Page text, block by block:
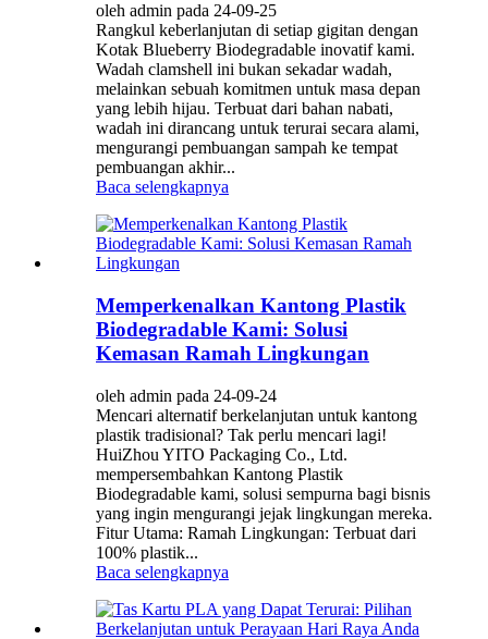
oleh admin pada 24-09-25
Rangkul keberlanjutan di setiap gigitan dengan
Kotak Blueberry Biodegradable inovatif kami.
Wadah clamshell ini bukan sekadar wadah,
melainkan sebuah komitmen untuk masa depan
yang lebih hijau. Terbuat dari bahan nabati,
wadah ini dirancang untuk terurai secara alami,
mengurangi pembuangan sampah ke tempat
pembuangan akhir...
Baca selengkapnya
Memperkenalkan Kantong Plastik
Biodegradable Kami: Solusi
Kemasan Ramah Lingkungan
oleh admin pada 24-09-24
Mencari alternatif berkelanjutan untuk kantong
plastik tradisional? Tak perlu mencari lagi!
HuiZhou YITO Packaging Co., Ltd.
mempersembahkan Kantong Plastik
Biodegradable kami, solusi sempurna bagi bisnis
yang ingin mengurangi jejak lingkungan mereka.
Fitur Utama: Ramah Lingkungan: Terbuat dari
100% plastik...
Baca selengkapnya